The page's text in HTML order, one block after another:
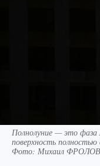
Полнолуние — это фаза
поверхность полностью
Фото: Михаил